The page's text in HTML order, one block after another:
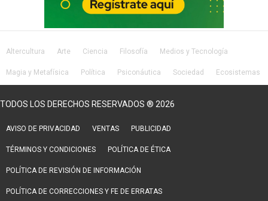
Altercultura Arte Ciencia Filosofía Medios y Tecnología
Magia y Metafísica Política Psiconáutica Sociedad Ecosistemas
TODOS LOS DERECHOS RESERVADOS ® 2026
AVISO DE PRIVACIDAD VENTAS PUBLICIDAD
TÉRMINOS Y CONDICIONES POLÍTICA DE ÉTICA
POLÍTICA DE REVISIÓN DE INFORMACIÓN
POLÍTICA DE CORRECCIONES Y FE DE ERRATAS